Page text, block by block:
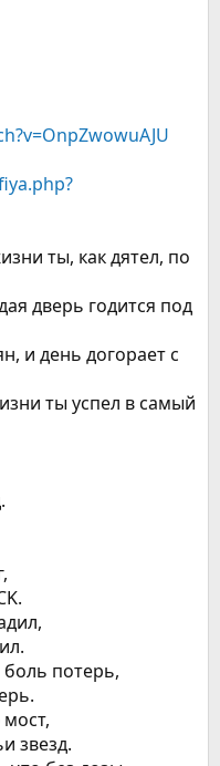
ты, как дятел, по
дверь годится под
и день догорает с
ты успел в самый
боль потерь,
звезд.